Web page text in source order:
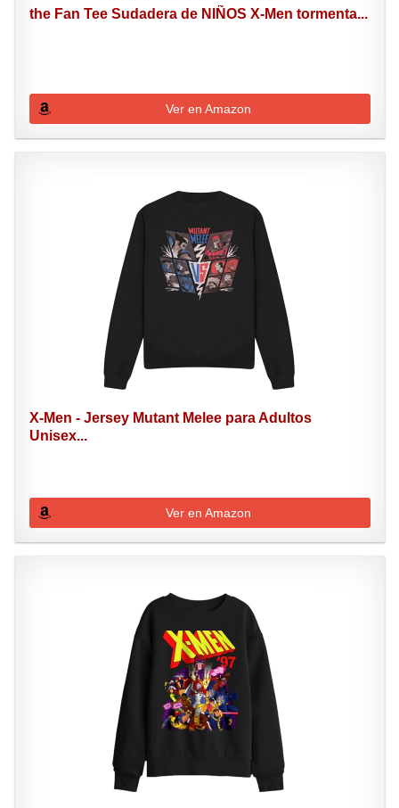
the Fan Tee Sudadera de NIÑOS X-Men tormenta...
Ver en Amazon
X-Men - Jersey Mutant Melee para Adultos
Unisex...
Ver en Amazon